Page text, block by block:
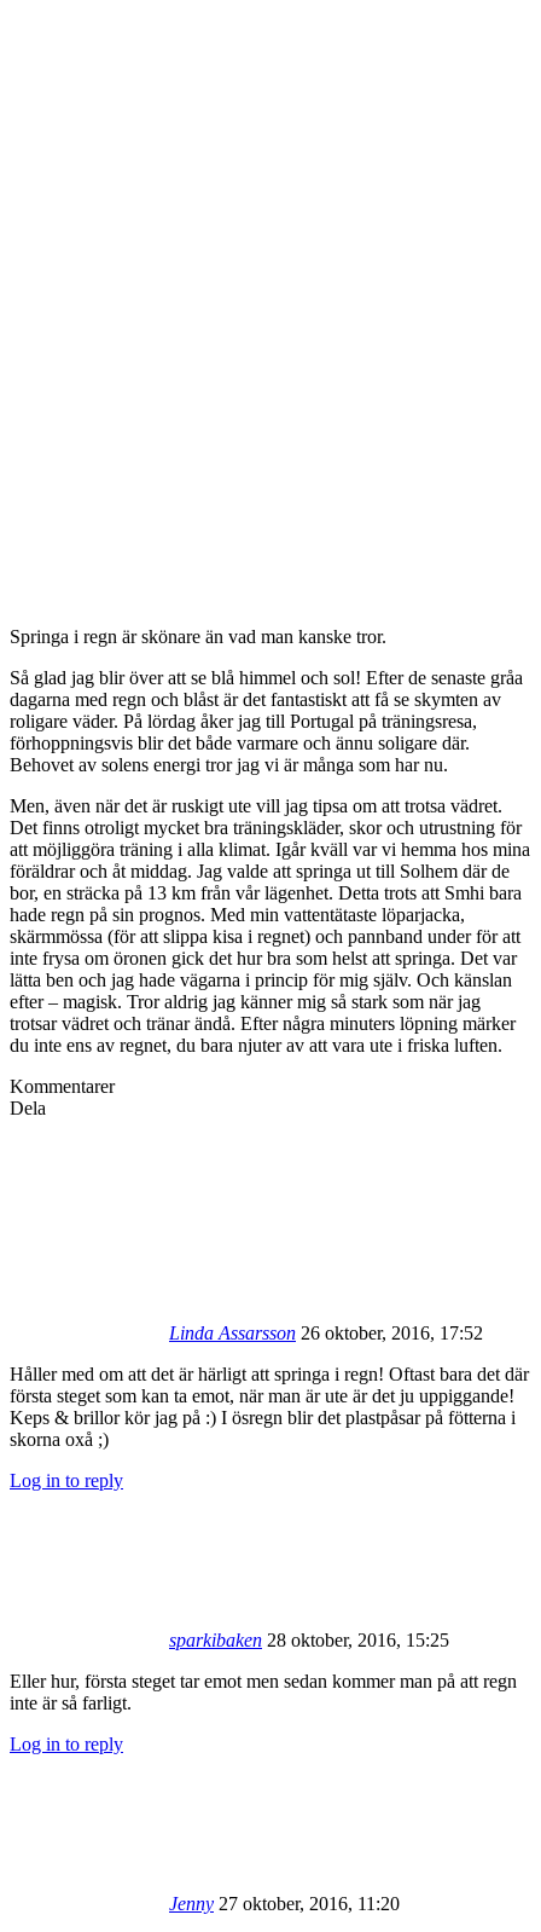
Springa i regn är skönare än vad man kanske tror.
Så glad jag blir över att se blå himmel och sol! Efter de senaste gråa
dagarna med regn och blåst är det fantastiskt att få se skymten av
roligare väder. På lördag åker jag till Portugal på träningsresa,
förhoppningsvis blir det både varmare och ännu soligare där.
Behovet av solens energi tror jag vi är många som har nu.
Men, även när det är ruskigt ute vill jag tipsa om att trotsa vädret.
Det finns otroligt mycket bra träningskläder, skor och utrustning för
att möjliggöra träning i alla klimat. Igår kväll var vi hemma hos mina
föräldrar och åt middag. Jag valde att springa ut till Solhem där de
bor, en sträcka på 13 km från vår lägenhet. Detta trots att Smhi bara
hade regn på sin prognos. Med min vattentätaste löparjacka,
skärmmössa (för att slippa kisa i regnet) och pannband under för att
inte frysa om öronen gick det hur bra som helst att springa. Det var
lätta ben och jag hade vägarna i princip för mig själv. Och känslan
efter – magisk. Tror aldrig jag känner mig så stark som när jag
trotsar vädret och tränar ändå. Efter några minuters löpning märker
du inte ens av regnet, du bara njuter av att vara ute i friska luften.
Kommentarer
Dela
Linda Assarsson 26 oktober, 2016, 17:52
Håller med om att det är härligt att springa i regn! Oftast bara det där
första steget som kan ta emot, när man är ute är det ju uppiggande!
Keps & brillor kör jag på :) I ösregn blir det plastpåsar på fötterna i
skorna oxå ;)
Log in to reply
sparkibaken 28 oktober, 2016, 15:25
Eller hur, första steget tar emot men sedan kommer man på att regn
inte är så farligt.
Log in to reply
Jenny 27 oktober, 2016, 11:20